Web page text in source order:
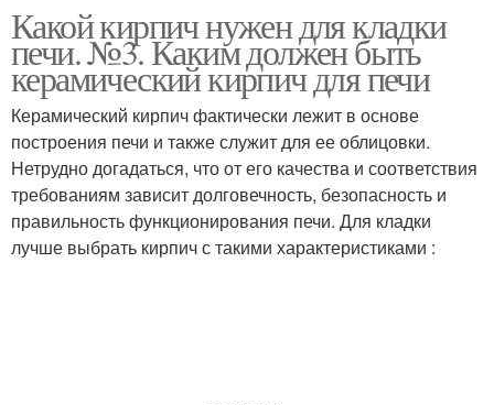
Какой кирпич нужен для кладки
печи. №3. Каким должен быть
керамический кирпич для печи
Керамический кирпич фактически лежит в основе
построения печи и также служит для ее облицовки.
Нетрудно догадаться, что от его качества и соответствия
требованиям зависит долговечность, безопасность и
правильность функционирования печи. Для кладки
лучше выбрать кирпич с такими характеристиками :